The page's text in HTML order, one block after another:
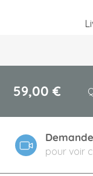
59,00 €
pour voir
images
gallery